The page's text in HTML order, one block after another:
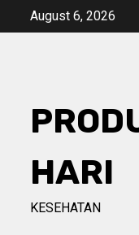
August 6, 2026
HARI
KESEHATAN